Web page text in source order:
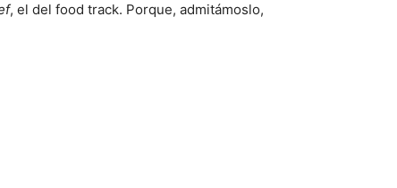
, el del food track. Porque, admitámoslo,